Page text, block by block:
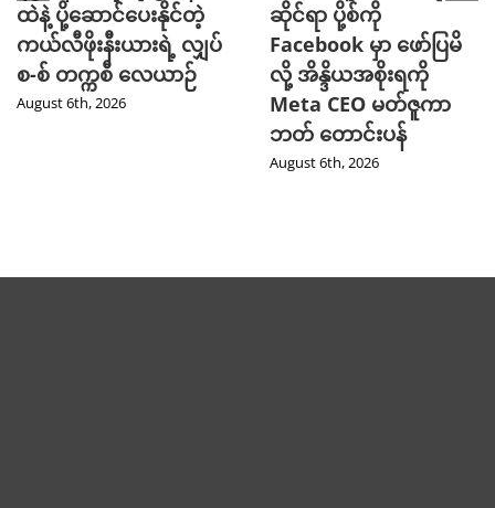
ထဲနဲ့ ပို့ဆောင်ပေးနိုင်တဲ့
ကယ်လီဖိုးနီးယားရဲ့ လျှပ်
စ-စ် တက္ကစီ လေယာဉ်
August 6th, 2026
ဆိုင်ရာ ပို့စ်ကို
Facebook မှာ ဖော်ပြမိ
လို့ အိန္ဒိယအစိုးရကို
Meta CEO မတ်ဇူကာ
ဘတ် တောင်းပန်
August 6th, 2026